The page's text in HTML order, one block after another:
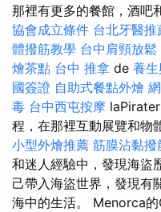
那裡有更多的餐館，酒吧
協會成立條件 台北牙醫推
體撥筋教學 台中肩頸放鬆
燴茶點 台中 推拿 de 養
國簽證 自助式餐點外燴
毒 台中西屯按摩
程，在那裡互動展覽和物
小型外燴推薦 筋膜沾黏撥
和迷人經驗中，發現海盜
己帶入海盜世界，發現有
海中的生活。 Menorca